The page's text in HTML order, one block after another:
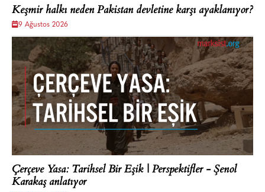
Keşmir halkı neden Pakistan devletine karşı ayaklanıyor?
9 Ağustos 2026
Çerçeve Yasa: Tarihsel Bir Eşik | Perspektifler - Şenol
Karakaş anlatıyor